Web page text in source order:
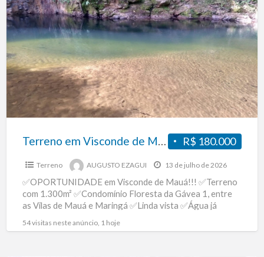
em
Visconde
de
Mauá
RJ
R$ 180.000
Terreno em Visconde de Mauá RJ
Terreno AUGUSTO EZAGUI 13 de julho de 2026
✅OPORTUNIDADE em Visconde de Mauá!!! ✅Terreno
com 1.300m² ✅Condomínio Floresta da Gávea 1, entre
as Vilas de Mauá e Maringá ✅Linda vista ✅Água já
54 visitas neste anúncio, 1 hoje